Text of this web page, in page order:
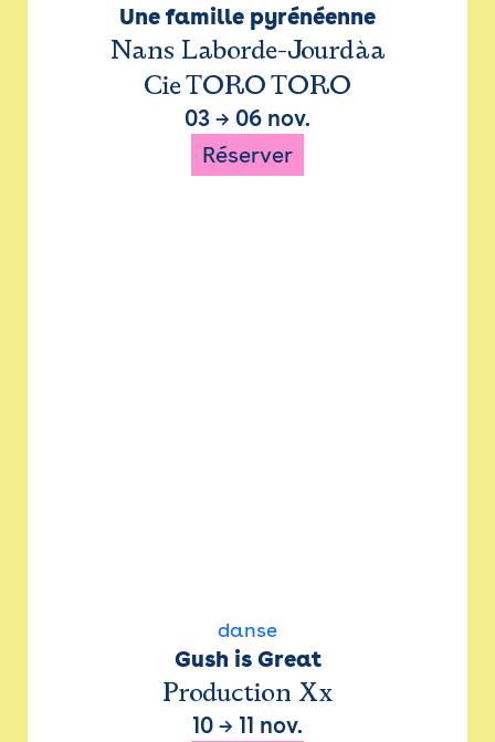
Une famille pyrénéenne
Nans Laborde-Jourdàa
Cie TORO TORO
03 → 06 nov.
Réserver
danse
Gush is Great
Production Xx
10 → 11 nov.